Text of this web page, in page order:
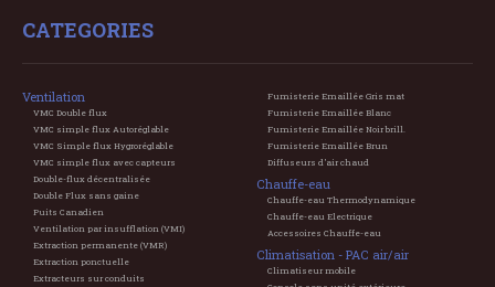
CATEGORIES
Ventilation
VMC Double flux
VMC simple flux Autoréglable
VMC Simple flux Hygroréglable
VMC simple flux avec capteurs
Double-flux décentralisée
Double Flux sans gaine
Puits Canadien
Ventilation par insufflation (VMI)
Extraction permanente (VMR)
Extraction ponctuelle
Extracteurs sur conduits
Fumisterie Emaillée Gris mat
Fumisterie Emaillée Blanc
Fumisterie Emaillée Noir brill.
Fumisterie Emaillée Brun
Diffuseurs d'air chaud
Chauffe-eau
Chauffe-eau Thermodynamique
Chauffe-eau Electrique
Accessoires Chauffe-eau
Climatisation - PAC air/air
Climatiseur mobile